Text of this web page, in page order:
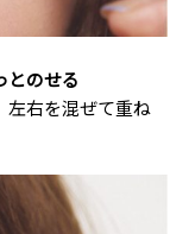
とのせる
左右を混ぜて重ね